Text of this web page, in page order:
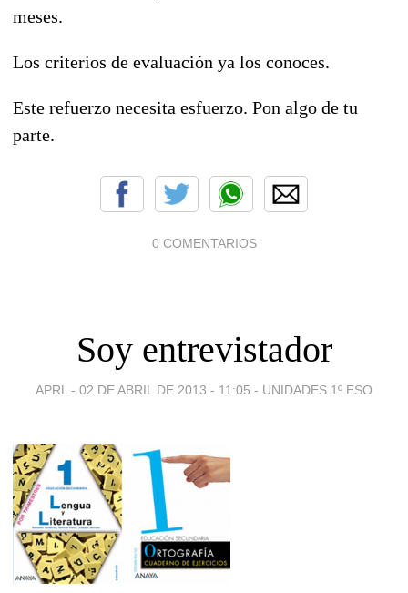
meses.
Los criterios de evaluación ya los conoces.
Este refuerzo necesita esfuerzo. Pon algo de tu
parte.
0 COMENTARIOS
Soy entrevistador
APRL - 02 DE ABRIL DE 2013 - 11:05 - UNIDADES 1º ESO